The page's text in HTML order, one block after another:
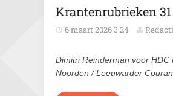
Krantenrubrieken
6 maart 2026 3:24
Dimitri Reinderman voor
Noorden / Leeuwarder